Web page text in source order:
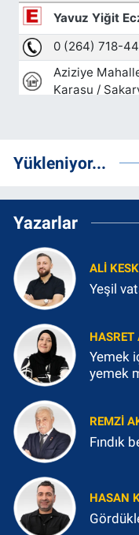
Yükleniyor...
Yazarlar
ALI
Yeşil
HASRET
Yemek
yemek
REMZI
Fındık
HASAN